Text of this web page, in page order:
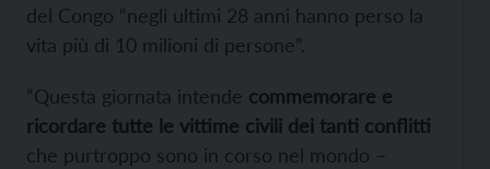
del Congo “negli ultimi 28 anni hanno perso la
vita più di 10 milioni di persone”.
“Questa giornata intende commemorare e
ricordare tutte le vittime civili dei tanti conflitti
che purtroppo sono in corso nel mondo –